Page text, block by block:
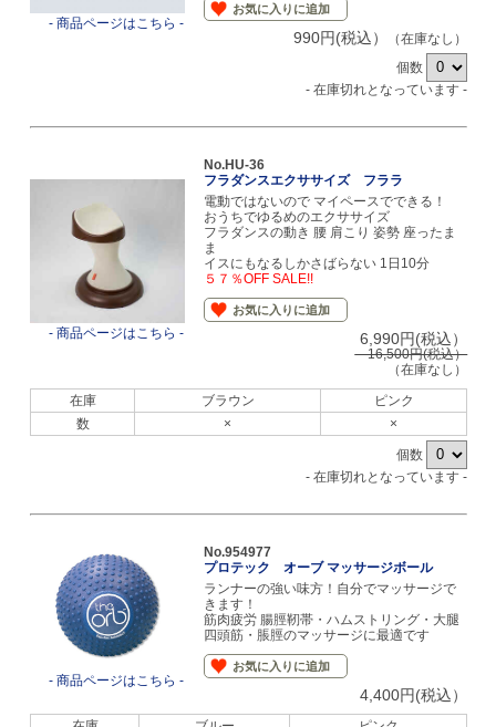
- 商品ページはこちら -
お気に入りに追加
990円(税込）
（在庫なし）
個数
- 在庫切れとなっています -
- 商品ページはこちら -
No.HU-36
フラダンスエクササイズ フララ
電動ではないので マイペースでできる！
おうちでゆるめのエクササイズ
フラダンスの動き 腰 肩こり 姿勢 座ったま
ま
イスにもなるしかさばらない 1日10分
５７％OFF SALE!!
お気に入りに追加
6,990円(税込）
16,500円(税込）
（在庫なし）
在庫
ブラウン
ピンク
数
×
×
個数
- 在庫切れとなっています -
- 商品ページはこちら -
No.954977
プロテック オーブ マッサージボール
ランナーの強い味方！自分でマッサージで
きます！
筋肉疲労 腸脛靭帯・ハムストリング・大腿
四頭筋・脹脛のマッサージに最適です
お気に入りに追加
4,400円(税込）